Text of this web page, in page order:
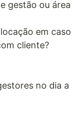
gestão ou área
em caso
cliente?
no dia a